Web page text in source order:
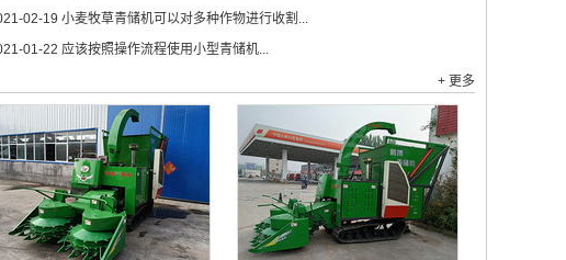
02-19 小麦牧草青储机可以对多种作物进行收割...
01-22 应该按照操作流程使用小型青储机...
+ 更多